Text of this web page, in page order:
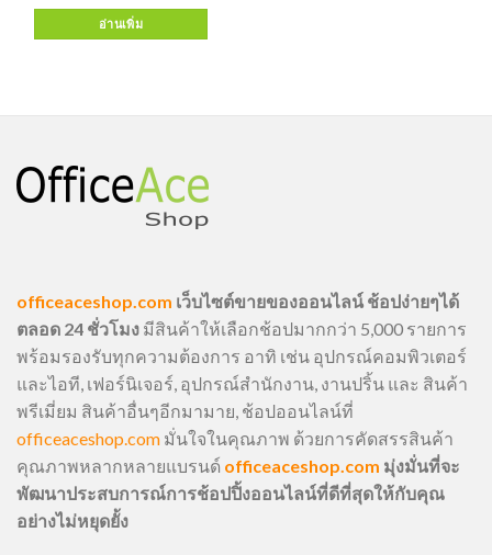
อ่านเพิ่ม
officeaceshop.com เว็บไซต์ขายของออนไลน์ ช้อปง่ายๆได้
ตลอด 24 ชั่วโมง มีสินค้าให้เลือกช้อปมากกว่า 5,000 รายการ
พร้อมรองรับทุกความต้องการ อาทิ เช่น อุปกรณ์คอมพิวเตอร์
และไอที, เฟอร์นิเจอร์, อุปกรณ์สำนักงาน, งานปริ้น และ สินค้า
พรีเมี่ยม สินค้าอื่นๆอีกมามาย, ช้อปออนไลน์ที่
officeaceshop.com มั่นใจในคุณภาพ ด้วยการคัดสรรสินค้า
คุณภาพหลากหลายแบรนด์ officeaceshop.com มุ่งมั่นที่จะ
พัฒนาประสบการณ์การช้อปปิ้งออนไลน์ที่ดีที่สุดให้กับคุณ
อย่างไม่หยุดยั้ง